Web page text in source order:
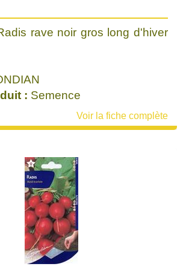
rave noir gros long d'hiver
: Semence
Voir la fiche complète